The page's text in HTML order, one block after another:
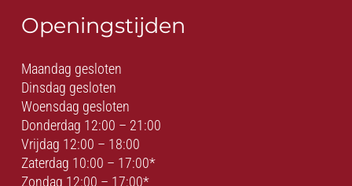
Openingstijden
Maandag gesloten
Dinsdag gesloten
Woensdag gesloten
Donderdag 12:00 – 21:00
Vrijdag 12:00 – 18:00
Zaterdag 10:00 – 17:00*
Zondag 12:00 – 17:00*